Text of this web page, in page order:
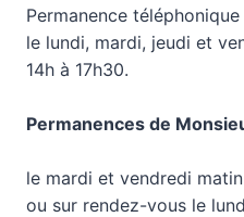
Permanence téléphonique
le lundi, mardi, jeudi et
14h à 17h30.
Permanences de
le mardi et vendredi
ou sur rendez-vous le